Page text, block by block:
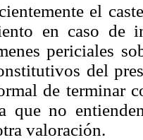
el
en caso de
periciales
del
de terminar
que no
valoración.